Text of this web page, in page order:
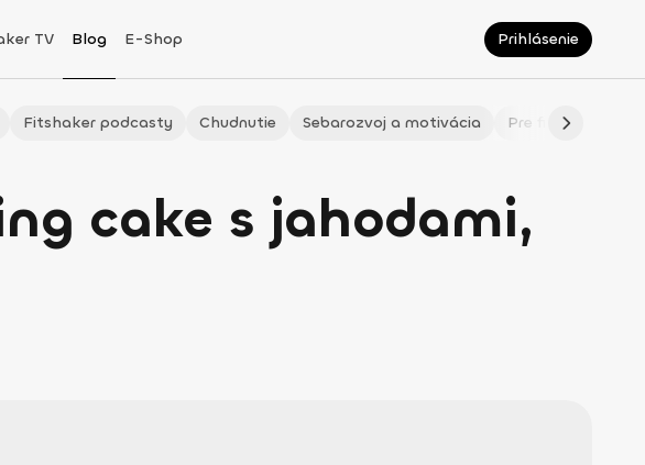
TV Blog E-Shop Prihlásenie
Fitshaker podcasty Chudnutie Sebarozvoj a motivácia Pre fitmaminky
cake s jahodami,